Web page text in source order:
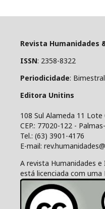
Revista Humanidades
ISSN: 2358-8322
Periodicidade:
Editora Unitins
108 Sul Alameda 11 Lote
CEP.: 77020-122 -
Tel.: (63) 3901-4176
E-mail:
A revista Humanidades e
está licenciada com uma